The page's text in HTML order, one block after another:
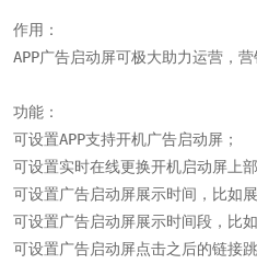
作用：
APP广告启动屏可极大助力运营，营
功能：
可设置APP支持开机广告启动屏；
可设置实时在线更换开机启动屏上部
可设置广告启动屏展示时间，比如
可设置广告启动屏展示时间段，比
可设置广告启动屏点击之后的链接跳